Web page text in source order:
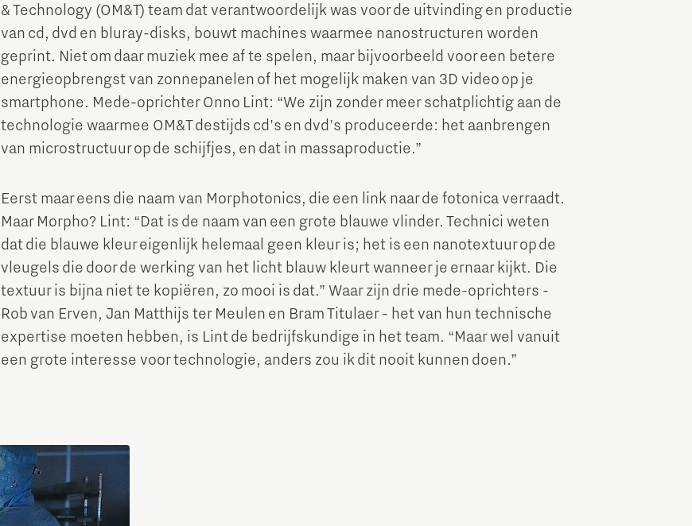
& Technology (OM&T) team dat verantwoordelijk was voor de uitvinding en productie
van cd, dvd en bluray-disks, bouwt machines waarmee nanostructuren worden
geprint. Niet om daar muziek mee af te spelen, maar bijvoorbeeld voor een betere
energieopbrengst van zonnepanelen of het mogelijk maken van 3D video op je
smartphone. Mede-oprichter Onno Lint: “We zijn zonder meer schatplichtig aan de
technologie waarmee OM&T destijds cd's en dvd's produceerde: het aanbrengen
van microstructuur op de schijfjes, en dat in massaproductie.”
Eerst maar eens die naam van Morphotonics, die een link naar de fotonica verraadt.
Maar Morpho? Lint: “Dat is de naam van een grote blauwe vlinder. Technici weten
dat die blauwe kleur eigenlijk helemaal geen kleur is; het is een nanotextuur op de
vleugels die door de werking van het licht blauw kleurt wanneer je ernaar kijkt. Die
textuur is bijna niet te kopiëren, zo mooi is dat.” Waar zijn drie mede-oprichters -
Rob van Erven, Jan Matthijs ter Meulen en Bram Titulaer - het van hun technische
expertise moeten hebben, is Lint de bedrijfskundige in het team. “Maar wel vanuit
een grote interesse voor technologie, anders zou ik dit nooit kunnen doen.”